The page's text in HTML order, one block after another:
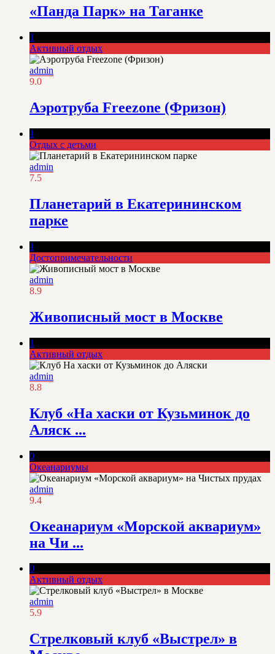
«Панда Парк» на Таганке
1
Активный отдых
admin
9.0
Аэротруба Freezone (Фризон)
1
Отдых с детьми
admin
7.5
Планетарий в Екатерининском
парке
1
Достопримечательности
admin
8.9
Живописный мост в Москве
1
Активный отдых
admin
8.8
Клуб «На хаски от Кузьминок до
Аляск ...
0
Океанариумы
admin
9.4
Океанариум «Морской аквариум»
на Чи ...
0
Активный отдых
admin
5.9
Стрелковый клуб «Выстрел» в